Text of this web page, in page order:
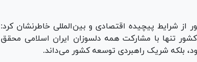
از شرایط پیچیده اقتصادی و بین‌المللی خاطرنشان کرد:
تنها با مشارکت همه دلسوزان ایران اسلامی محقق
بلکه شریک راهبردی توسعه کشور می‌داند.